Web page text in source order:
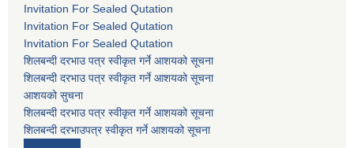
Invitation For Sealed Qutation
Invitation For Sealed Qutation
Invitation For Sealed Qutation
शिलबन्दी दरभाउ पत्र स्वीकृत गर्ने आशयको सूचना
शिलबन्दी दरभाउ पत्र स्वीकृत गर्ने आशयको सूचना
आशयको सुचना
शिलबन्दी दरभाउ पत्र स्वीकृत गर्ने आशयको सूचना
शिलबन्दी दरभाउपत्र स्वीकृत गर्ने आशयको सूचना